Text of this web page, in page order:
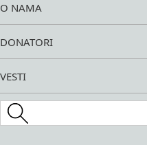
O NAMA
DONATORI
VESTI
Search this site